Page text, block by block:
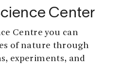
Center
Centre you can
of nature through
experiments, and